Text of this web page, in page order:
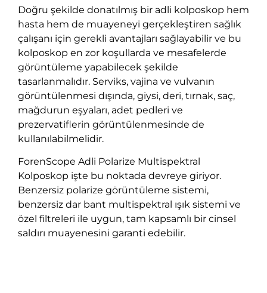
Doğru şekilde donatılmış bir adli kolposkop hem
hasta hem de muayeneyi gerçekleştiren sağlık
çalışanı için gerekli avantajları sağlayabilir ve bu
kolposkop en zor koşullarda ve mesafelerde
görüntüleme yapabilecek şekilde
tasarlanmalıdır. Serviks, vajina ve vulvanın
görüntülenmesi dışında, giysi, deri, tırnak, saç,
mağdurun eşyaları, adet pedleri ve
prezervatiflerin görüntülenmesinde de
kullanılabilmelidir.
ForenScope Adli Polarize Multispektral
Kolposkop işte bu noktada devreye giriyor.
Benzersiz polarize görüntüleme sistemi,
benzersiz dar bant multispektral ışık sistemi ve
özel filtreleri ile uygun, tam kapsamlı bir cinsel
saldırı muayenesini garanti edebilir.